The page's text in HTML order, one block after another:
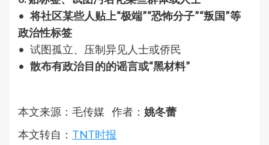
• 将社区某些人贴上“极端”“恐怖分子”“叛国”等
政治性标签
• 试图孤立、压制异见人士或侨民
• 散布有政治目的的谣言或“黑材料”
本文来源：毛传媒 作者： 姚冬蕾
本文转自： TNT时报